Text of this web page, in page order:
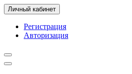
Личный кабинет
Регистрация
Авторизация